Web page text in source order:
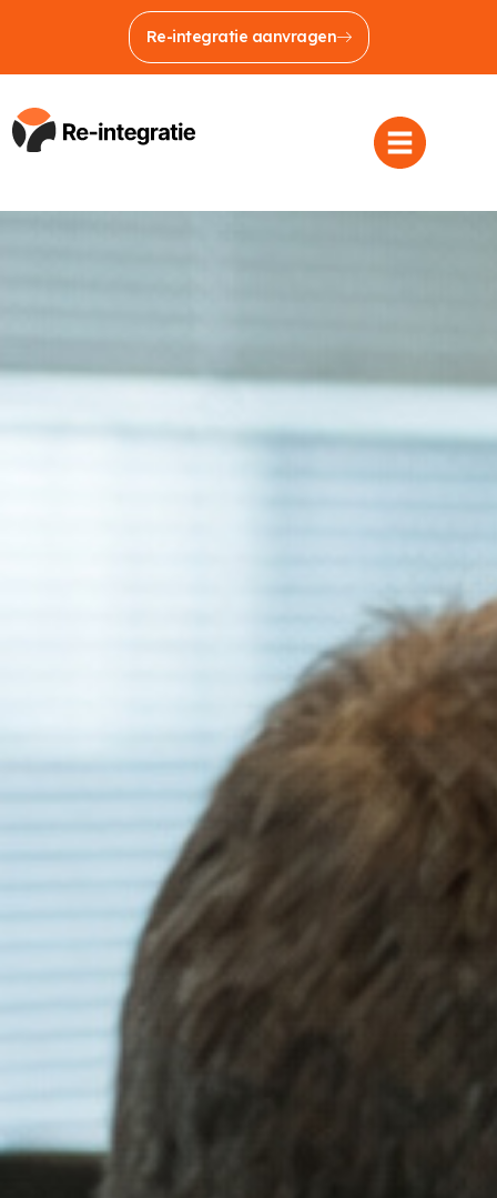
Re-integratie aanvragen